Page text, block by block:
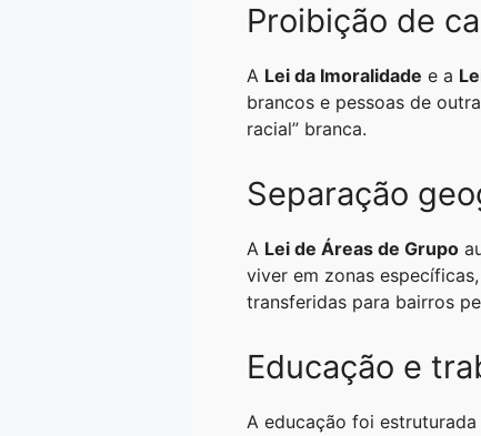
Proibição de
A Lei da Imoralidade e a
brancos e pessoas de
racial” branca.
Separação
A Lei de Áreas de Grupo
viver em zonas
transferidas para bairros
Educação e
A educação foi